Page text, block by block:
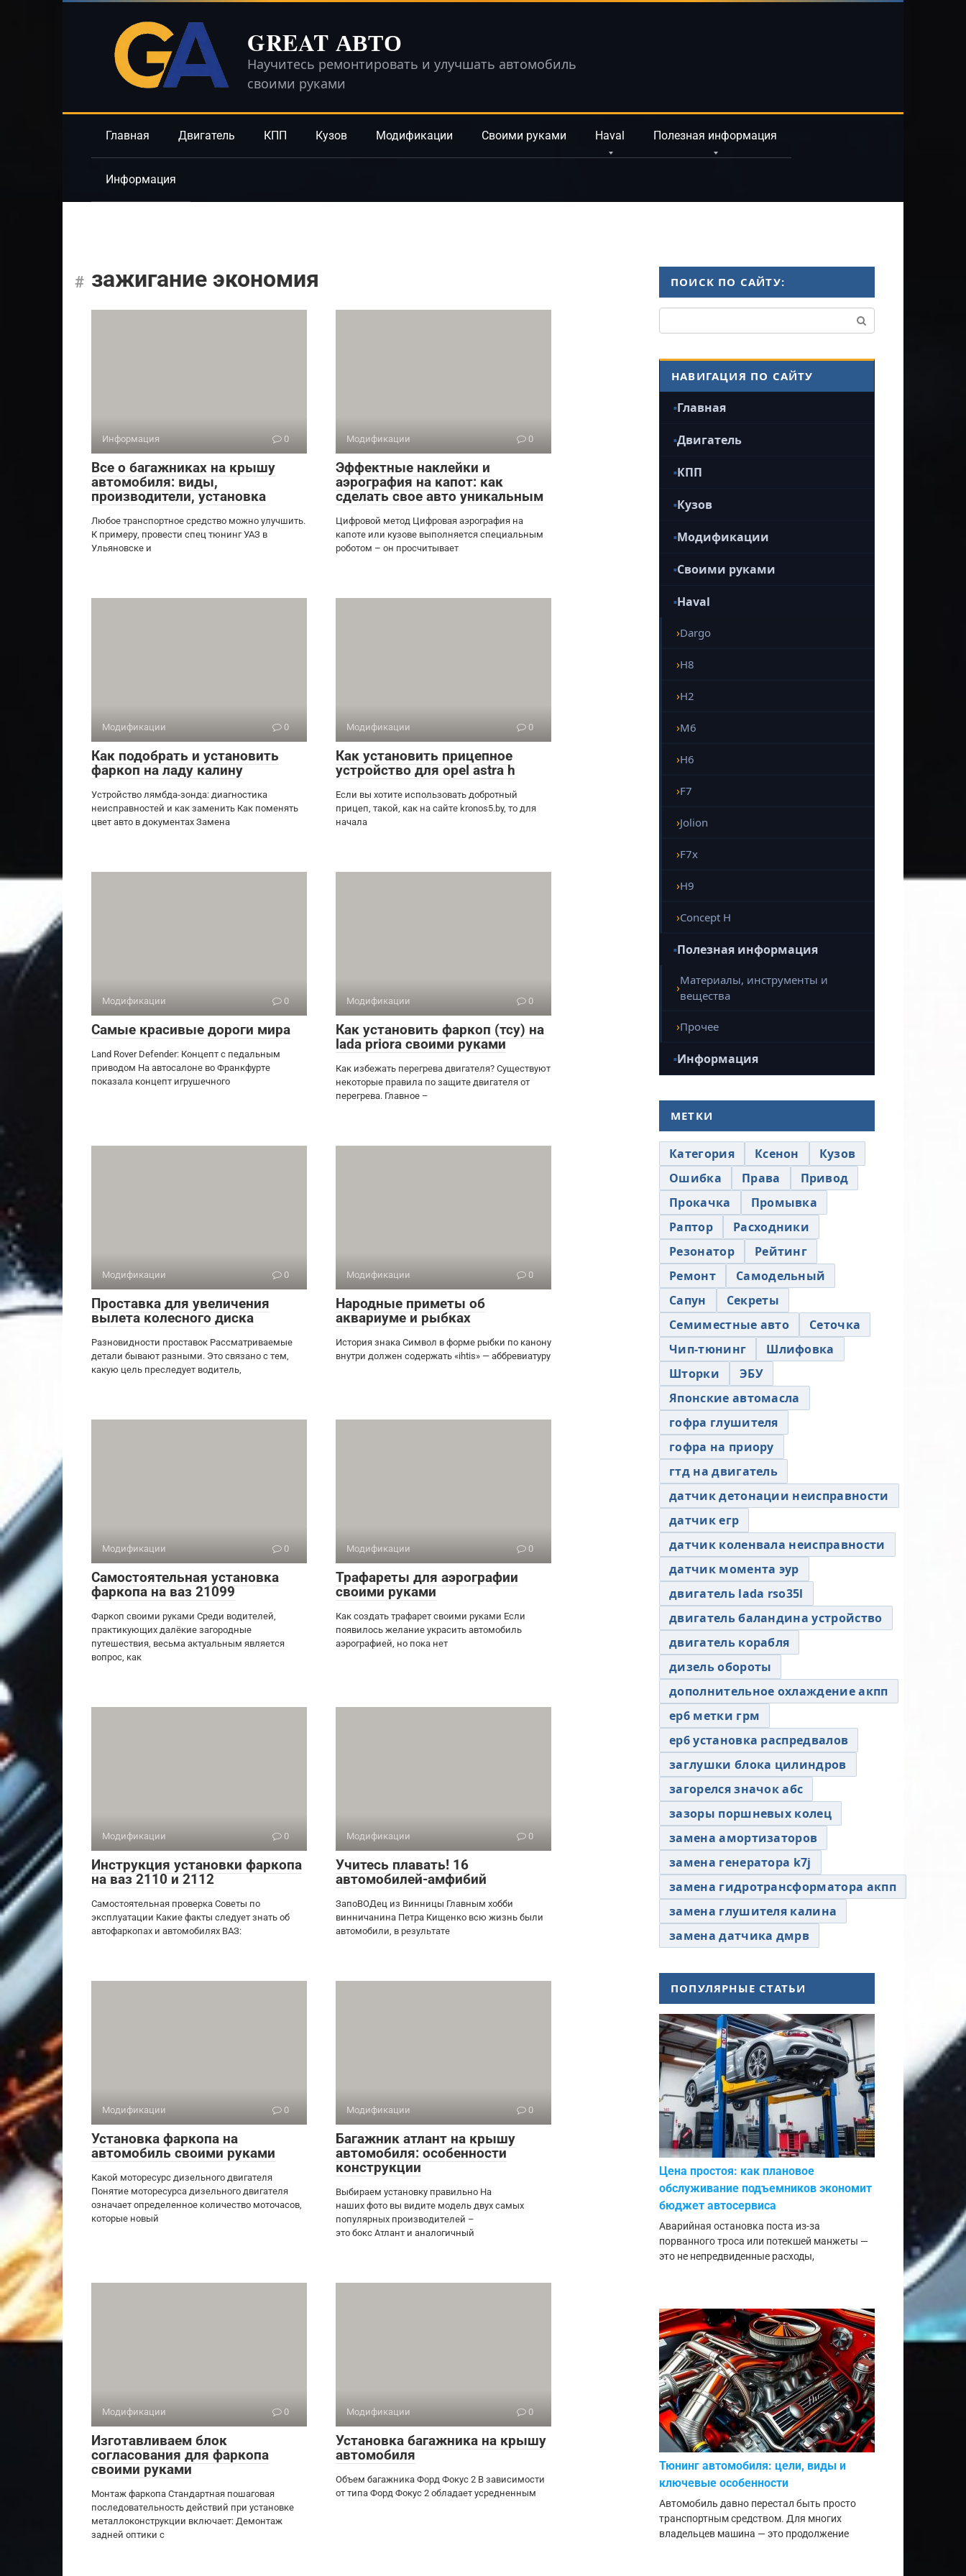
GREAT АВТО
Научитесь ремонтировать и улучшать автомобиль
своими руками
Главная Двигатель КПП Кузов Модификации Своими руками Haval Полезная информация
Информация
зажигание экономия
Информация 0
Все о багажниках на крышу
автомобиля: виды,
производители, установка
Любое транспортное средство можно улучшить.
К примеру, провести спец тюнинг УАЗ в
Ульяновске и
Модификации 0
Эффектные наклейки и
аэрография на капот: как
сделать свое авто уникальным
Цифровой метод Цифровая аэрография на
капоте или кузове выполняется специальным
роботом – он просчитывает
Модификации 0
Как подобрать и установить
фаркоп на ладу калину
Устройство лямбда-зонда: диагностика
неисправностей и как заменить Как поменять
цвет авто в документах Замена
Модификации 0
Как установить прицепное
устройство для opel astra h
Если вы хотите использовать добротный
прицеп, такой, как на сайте kronos5.by, то для
начала
Модификации 0
Самые красивые дороги мира
Land Rover Defender: Концепт с педальным
приводом На автосалоне во Франкфурте
показала концепт игрушечного
Модификации 0
Как установить фаркоп (тсу) на
lada priora своими руками
Как избежать перегрева двигателя? Существуют
некоторые правила по защите двигателя от
перегрева. Главное –
Модификации 0
Проставка для увеличения
вылета колесного диска
Разновидности проставок Рассматриваемые
детали бывают разными. Это связано с тем,
какую цель преследует водитель,
Модификации 0
Народные приметы об
аквариуме и рыбках
История знака Символ в форме рыбки по канону
внутри должен содержать «ihtis» — аббревиатуру
Модификации 0
Самостоятельная установка
фаркопа на ваз 21099
Фаркоп своими руками Среди водителей,
практикующих далёкие загородные
путешествия, весьма актуальным является
вопрос, как
Модификации 0
Трафареты для аэрографии
своими руками
Как создать трафарет своими руками Если
появилось желание украсить автомобиль
аэрографией, но пока нет
Модификации 0
Инструкция установки фаркопа
на ваз 2110 и 2112
Самостоятельная проверка Советы по
эксплуатации Какие факты следует знать об
автофаркопах и автомобилях ВАЗ:
Модификации 0
Учитесь плавать! 16
автомобилей-амфибий
ЗапоВОДец из Винницы Главным хобби
винничанина Петра Кищенко всю жизнь были
автомобили, в результате
Модификации 0
Установка фаркопа на
автомобиль своими руками
Какой моторесурс дизельного двигателя
Понятие моторесурса дизельного двигателя
означает определенное количество моточасов,
которые новый
Модификации 0
Багажник атлант на крышу
автомобиля: особенности
конструкции
Выбираем установку правильно На
наших фото вы видите модель двух самых
популярных производителей –
это бокс Атлант и аналогичный
Модификации 0
Изготавливаем блок
согласования для фаркопа
своими руками
Монтаж фаркопа Стандартная пошаговая
последовательность действий при установке
металлоконструкции включает: Демонтаж
задней оптики с
Модификации 0
Установка багажника на крышу
автомобиля
Объем багажника Форд Фокус 2 В зависимости
от типа Форд Фокус 2 обладает усредненным
ПОИСК ПО САЙТУ:
НАВИГАЦИЯ ПО САЙТУ
Главная
Двигатель
КПП
Кузов
Модификации
Своими руками
Haval
Dargo
H8
H2
M6
H6
F7
Jolion
F7x
H9
Concept H
Полезная информация
Материалы, инструменты и
вещества
Прочее
Информация
МЕТКИ
Категория Ксенон
Кузов
Ошибка
Права
Привод
Прокачка
Промывка
Раптор
Расходники
Резонатор
Рейтинг
Ремонт
Самодельный
Сапун
Секреты
Семиместные авто
Сеточка
Чип-тюнинг
Шлифовка
Шторки
ЭБУ
Японские автомасла
гофра глушителя
гофра на приору
гтд на двигатель
датчик детонации неисправности
датчик егр
датчик коленвала неисправности
датчик момента эур
двигатель lada rso35l
двигатель баландина устройство
двигатель корабля
дизель обороты
дополнительное охлаждение акпп
ер6 метки грм
ер6 установка распредвалов
заглушки блока цилиндров
загорелся значок абс
зазоры поршневых колец
замена амортизаторов
замена генератора k7j
замена гидротрансформатора акпп
замена глушителя калина
замена датчика дмрв
ПОПУЛЯРНЫЕ СТАТЬИ
Цена простоя: как плановое
обслуживание подъемников экономит
бюджет автосервиса
Аварийная остановка поста из-за
порванного троса или потекшей манжеты —
это не непредвиденные расходы,
Тюнинг автомобиля: цели, виды и
ключевые особенности
Автомобиль давно перестал быть просто
транспортным средством. Для многих
владельцев машина — это продолжение